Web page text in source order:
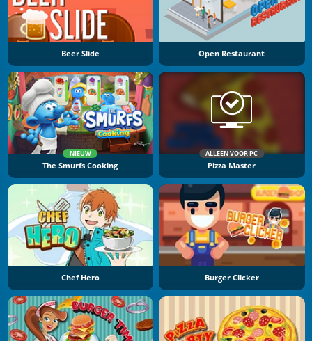
Beer Slide Open Restaurant
NIEUW
The Smurfs Cooking
ALLEEN VOOR PC
Pizza Master
Chef Hero Burger Clicker